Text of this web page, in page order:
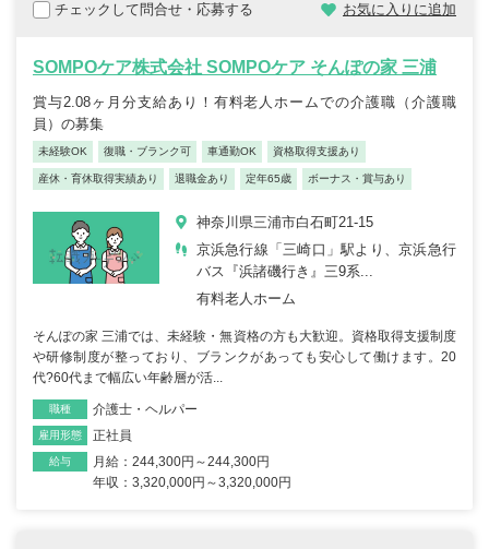
チェックして問合せ・応募する お気に入りに追加
SOMPOケア株式会社 SOMPOケア そんぽの家 三浦
賞与2.08ヶ月分支給あり！有料老人ホームでの介護職（介護職
員）の募集
未経験OK 復職・ブランク可 車通勤OK 資格取得支援あり
産休・育休取得実績あり 退職金あり 定年65歳 ボーナス・賞与あり
神奈川県三浦市白石町21-15
京浜急行線「三崎口」駅より、京浜急行
バス『浜諸磯行き』三9系...
有料老人ホーム
そんぽの家 三浦では、未経験・無資格の方も大歓迎。資格取得支援制度
や研修制度が整っており、ブランクがあっても安心して働けます。20
代?60代まで幅広い年齢層が活...
職種 介護士・ヘルパー
雇用形態 正社員
給与
月給：244,300円～244,300円
年収：3,320,000円～3,320,000円